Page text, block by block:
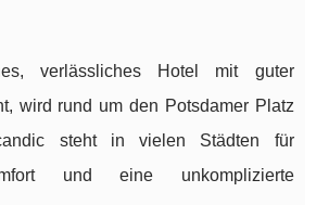
verlässliches Hotel mit guter
wird rund um den Potsdamer Platz
steht in vielen Städten für
und eine unkomplizierte